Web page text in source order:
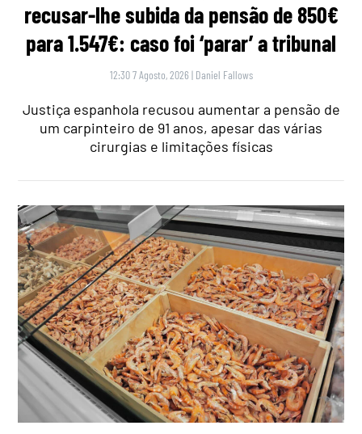
recusar-lhe subida da pensão de 850€
para 1.547€: caso foi ‘parar’ a tribunal
12:30 7 Agosto, 2026 | Daniel Fallows
Justiça espanhola recusou aumentar a pensão de
um carpinteiro de 91 anos, apesar das várias
cirurgias e limitações físicas